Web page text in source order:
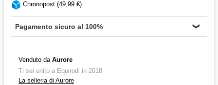
Chronopost (49,99 €)
Pagamento sicuro al 100% ❯
Venduto da Aurore
Ti sei unito a Equirodi in 2018
La selleria di Aurore